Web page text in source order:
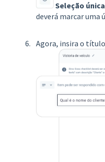
Seleção
deverá marcar uma
Agora, insira o